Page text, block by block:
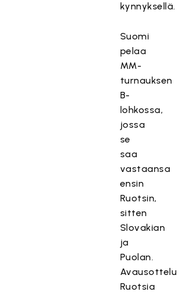
kynnyksellä.
Suomi
pelaa
MM-
turnauksen
B-
lohkossa,
jossa
se
saa
vastaansa
ensin
Ruotsin,
sitten
Slovakian
ja
Puolan.
Avausottelu
Ruotsia